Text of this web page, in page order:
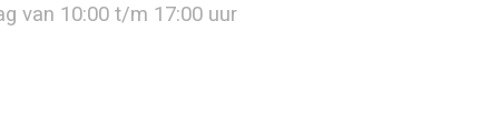
van 10:00 t/m 17:00 uur